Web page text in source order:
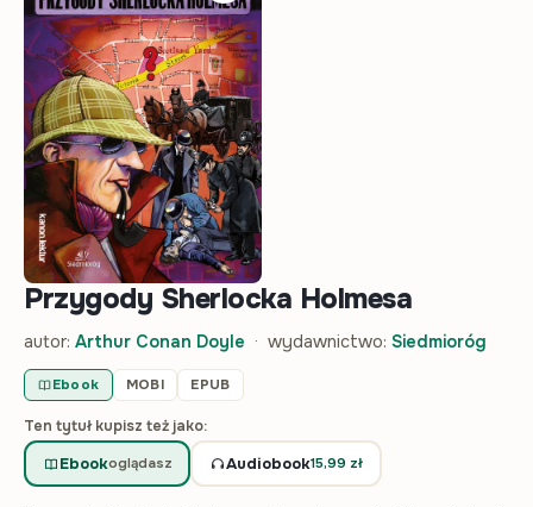
Przygody Sherlocka Holmesa
autor: Arthur Conan Doyle · wydawnictwo: Siedmioróg
Ebook MOBI EPUB
Ten tytuł kupisz też jako:
Ebookoglądasz Audiobook15,99 zł